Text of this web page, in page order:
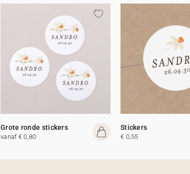
Grote ronde stickers
vanaf € 0,80
Stickers
€ 0,55